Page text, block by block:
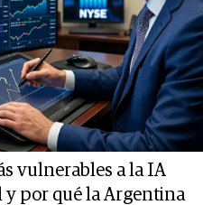
vulnerables a la IA
y por qué la Argentina